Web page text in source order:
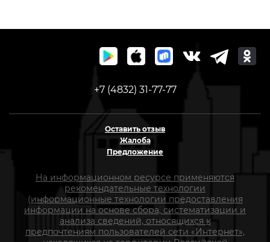
+7 (4832) 31-77-77
Оставить отзыв
Жалоба
Предложение
На информационном ресурсе применяются
рекомендательные технологии
(информационные технологии предоставления
информации на основе сбора, систематизации и
анализа сведений, относящихся к
предпочтениям пользователей сети «Интернет»,